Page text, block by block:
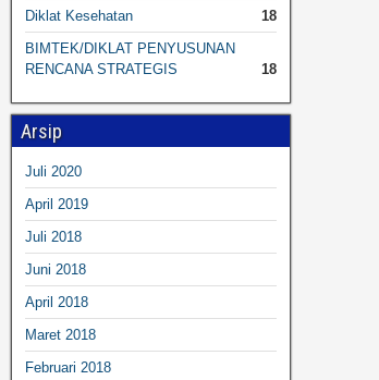
Diklat Kesehatan
18
BIMTEK/DIKLAT PENYUSUNAN
RENCANA STRATEGIS
18
Arsip
Juli 2020
April 2019
Juli 2018
Juni 2018
April 2018
Maret 2018
Februari 2018